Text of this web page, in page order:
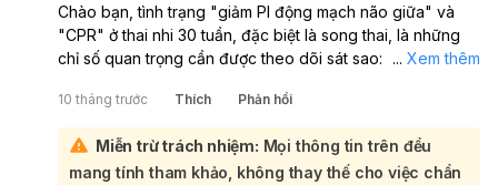
Chào bạn, tình trạng "giảm PI động mạch não giữa" và
"CPR" ở thai nhi 30 tuần, đặc biệt là song thai, là những
chỉ số quan trọng cần được theo dõi sát sao:
não giữa - MCA PI) là chỉ số đánh giá lưu lượng máu lên
não của thai nhi. Khi chỉ số này giảm, thường cho thấy có
sự tái phân bố máu ưu tiên cho não, một cơ chế bù trừ khi
thai nhi có thể đang thiếu oxy. Điều này đôi khi được gọi
... Xem thêm
10 tháng trước Thích Phản hồi
Miễn trừ trách nhiệm: Mọi thông tin trên đều
mang tính tham khảo, không thay thế cho việc chẩn